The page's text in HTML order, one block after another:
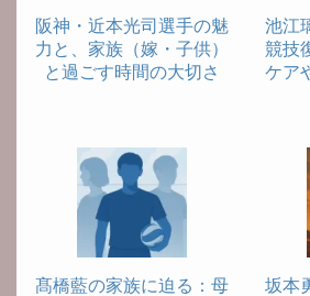
阪神・近本光司選手の魅
力と、家族（嫁・子供）
と過ごす時間の大切さ
池江
競技
ケア
髙橋藍の家族に迫る：母
坂本